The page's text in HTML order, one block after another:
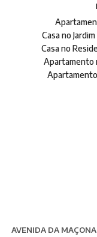
Casa no
Casa no
Apartamento
Apartamento
AVENIDA DA